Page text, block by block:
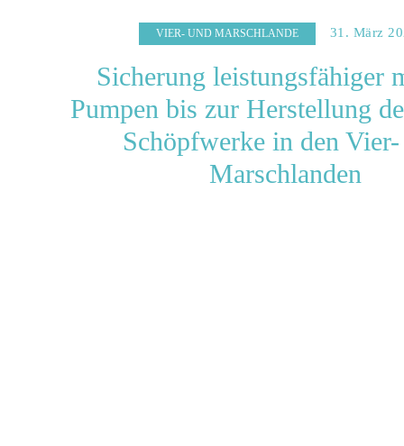
VIER- UND MARSCHLANDE 31. März
Sicherung leistungsfähiger
Pumpen bis zur Herstellung
Schöpfwerke in den
Marschlanden